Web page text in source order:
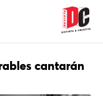
cantarán